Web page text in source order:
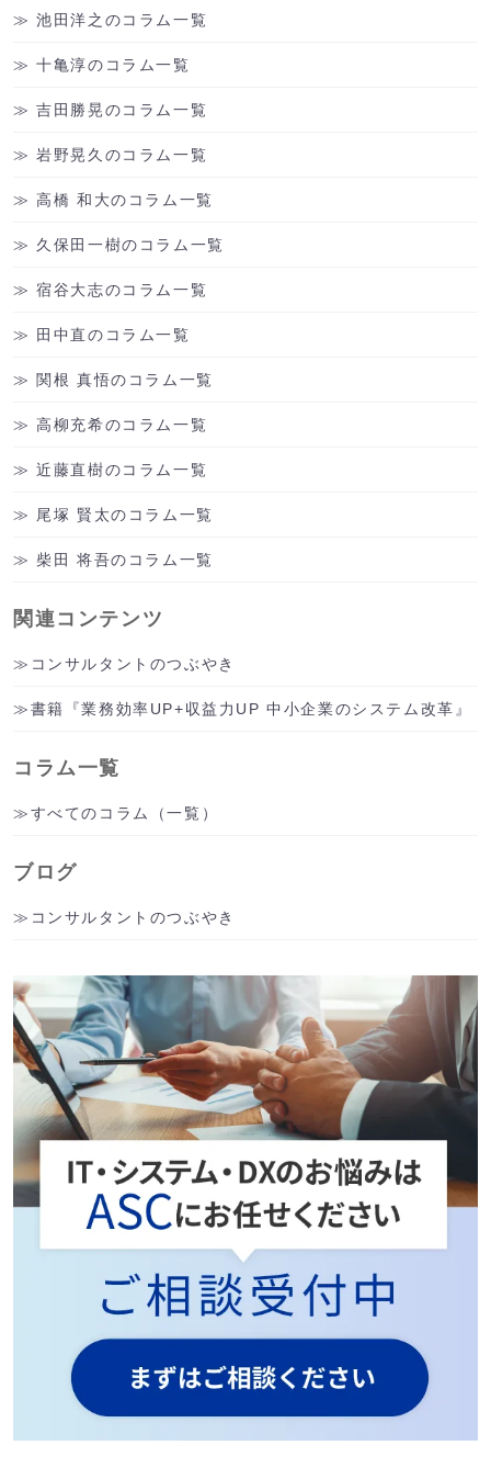
池田洋之のコラム一覧
十亀淳のコラム一覧
吉田勝晃のコラム一覧
岩野晃久のコラム一覧
高橋 和大のコラム一覧
久保田一樹のコラム一覧
宿谷大志のコラム一覧
田中直のコラム一覧
関根 真悟のコラム一覧
高柳充希のコラム一覧
近藤直樹のコラム一覧
尾塚 賢太のコラム一覧
柴田 将吾のコラム一覧
関連コンテンツ
コンサルタントのつぶやき
書籍『業務効率UP+収益力UP 中小企業のシステム改革』
コラム一覧
すべてのコラム（一覧）
ブログ
コンサルタントのつぶやき